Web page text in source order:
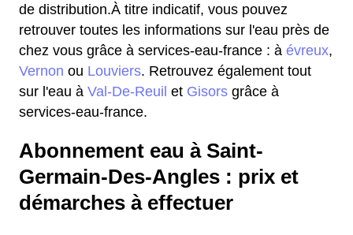
de distribution.À titre indicatif, vous pouvez
retrouver toutes les informations sur l'eau près de
chez vous grâce à services-eau-france : à évreux,
Vernon ou Louviers. Retrouvez également tout
sur l'eau à Val-De-Reuil et Gisors grâce à
services-eau-france.
Abonnement eau à Saint-
Germain-Des-Angles : prix et
démarches à effectuer